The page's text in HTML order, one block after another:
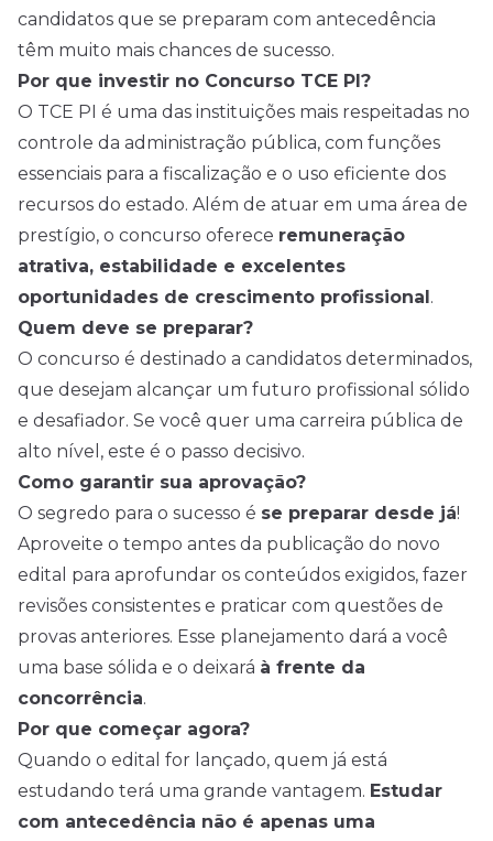
candidatos que se preparam com antecedência
têm muito mais chances de sucesso.
Por que investir no Concurso TCE PI?
O TCE PI é uma das instituições mais respeitadas no
controle da administração pública, com funções
essenciais para a fiscalização e o uso eficiente dos
recursos do estado. Além de atuar em uma área de
prestígio, o concurso oferece remuneração
atrativa, estabilidade e excelentes
oportunidades de crescimento profissional.
Quem deve se preparar?
O concurso é destinado a candidatos determinados,
que desejam alcançar um futuro profissional sólido
e desafiador. Se você quer uma carreira pública de
alto nível, este é o passo decisivo.
Como garantir sua aprovação?
O segredo para o sucesso é se preparar desde já!
Aproveite o tempo antes da publicação do novo
edital para aprofundar os conteúdos exigidos, fazer
revisões consistentes e praticar com questões de
provas anteriores. Esse planejamento dará a você
uma base sólida e o deixará à frente da
concorrência.
Por que começar agora?
Quando o edital for lançado, quem já está
estudando terá uma grande vantagem. Estudar
com antecedência não é apenas uma